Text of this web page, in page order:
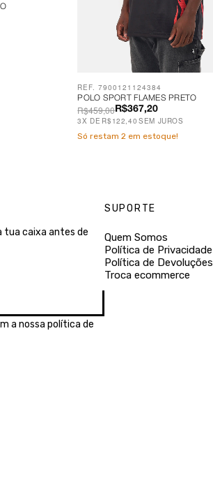
POLO SPORT FLAMES PRETO
R$367,20
R$459,00
3X DE R$122,40 SEM JUROS
REF. 7900121124384
Só restam2 em estoque!
tua caixa antes de
a nossapolítica de
SUPORTE
Quem Somos
Política de Privacidade
Política de Devoluções
Troca ecommerce